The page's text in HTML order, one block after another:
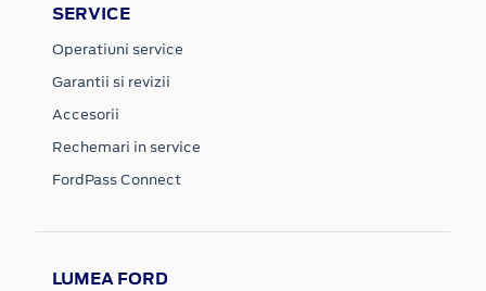
SERVICE
Operatiuni service
Garantii si revizii
Accesorii
Rechemari in service
FordPass Connect
LUMEA FORD